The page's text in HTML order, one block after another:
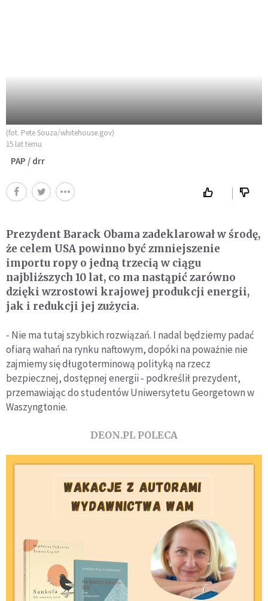
(fot. Pete Souza/whitehouse.gov)
15 lat temu
PAP / drr
Prezydent Barack Obama zadeklarował w środę,
że celem USA powinno być zmniejszenie
importu ropy o jedną trzecią w ciągu
najbliższych 10 lat, co ma nastąpić zarówno
dzięki wzrostowi krajowej produkcji energii,
jak i redukcji jej zużycia.
- Nie ma tutaj szybkich rozwiązań. I nadal będziemy padać
ofiarą wahań na rynku naftowym, dopóki na poważnie nie
zajmiemy się długoterminową polityką na rzecz
bezpiecznej, dostępnej energii - podkreślił prezydent,
przemawiając do studentów Uniwersytetu Georgetown w
Waszyngtonie.
DEON.PL POLECA